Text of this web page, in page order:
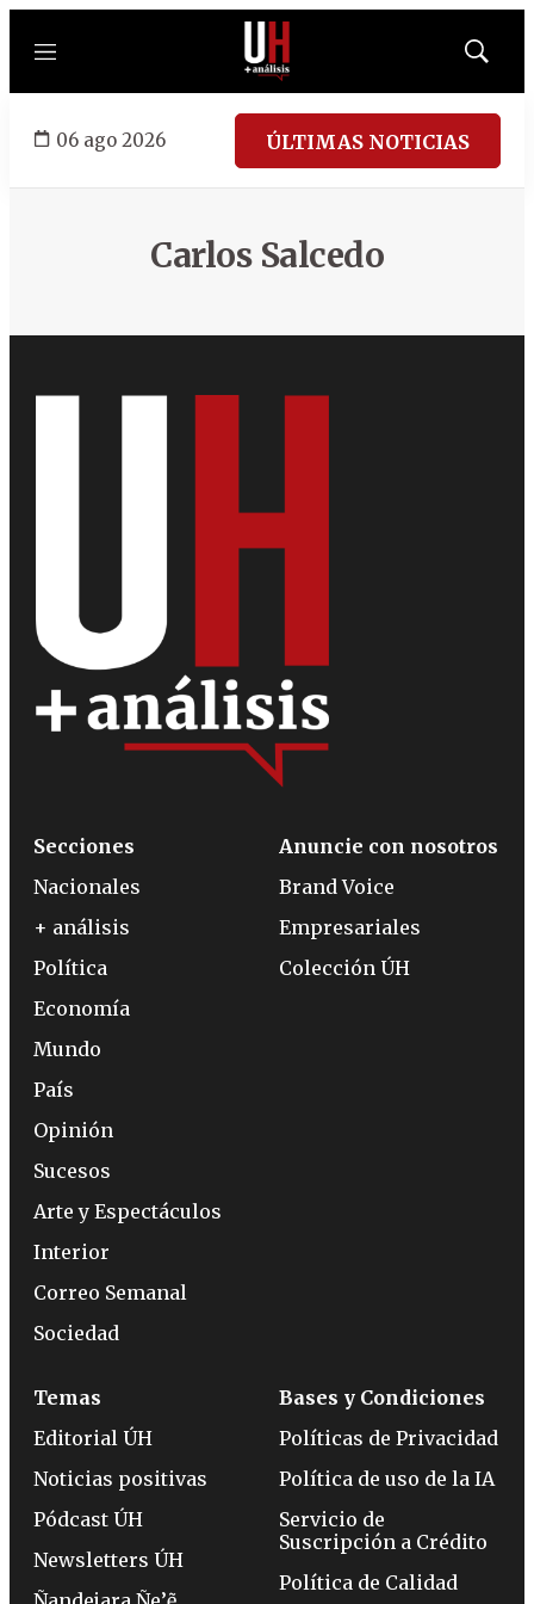
Menú
Mostrar
06 ago 2026 ÚLTIMAS NOTICIAS
Carlos Salcedo
Secciones
Nacionales
+ análisis
Política
Economía
Mundo
País
Opinión
Sucesos
Arte y Espectáculos
Interior
Correo Semanal
Sociedad
Anuncie con nosotros
Brand Voice
Empresariales
Colección ÚH
Temas
Editorial ÚH
Noticias positivas
Pódcast ÚH
Newsletters ÚH
Bases y Condiciones
Políticas de Privacidad
Política de uso de la IA
Servicio de
Suscripción a Crédito
Política de Calidad